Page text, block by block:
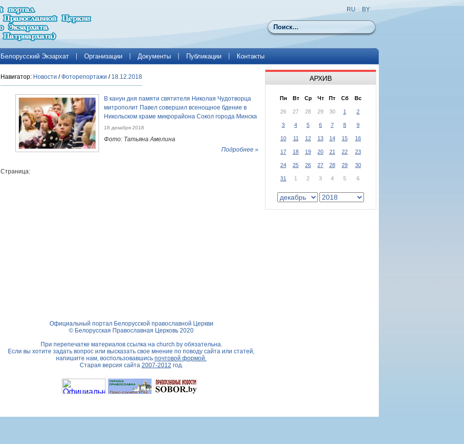
Поиск
RU BY
Белорусский Экзархат Организации Документы Публикации Контакты
Навигатор: Новости /Фоторепортажи / 18.12.2018
В канун дня памяти святителя Николая Чудотворца
митрополит Павел совершил всенощное бдение в
Никольском храме микрорайона Сокол города Минска
18 декабря 2018
Фото: Татьяна Амелина
Подробнее »
Страница:
АРХИВ
Пн Вт Ср Чт Пт Сб Вс
26 27 28 29 30 1 2
3 4 5 6 7 8 9
10 11 12 13 14 15 16
17 18 19 20 21 22 23
24 25 26 27 28 29 30
31 1 2 3 4 5 6
Официальный портал Белорусской православной Церкви
© Белорусская Православная Церковь 2020
При перепечатке материалов ссылка на church.byобязательна.
Если вы хотите задать вопрос или высказать свое мнение по поводу сайта или статей,
напишите нам, воспользовавшись почтовой формой.
Старая версия сайта 2007-2012 год.